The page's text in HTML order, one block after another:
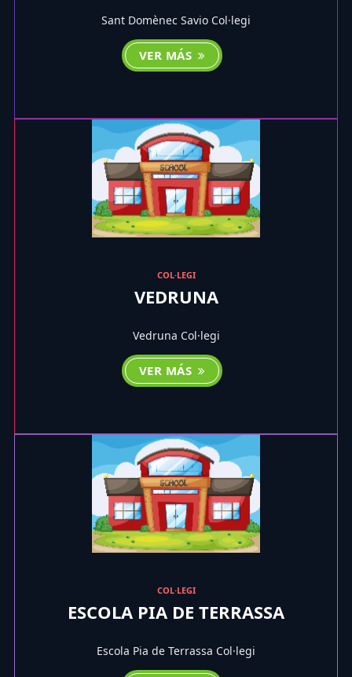
Sant Domènec Savio Col·legi
VER MÁS
COL·LEGI
VEDRUNA
Vedruna Col·legi
VER MÁS
COL·LEGI
ESCOLA PIA DE TERRASSA
Escola Pia de Terrassa Col·legi